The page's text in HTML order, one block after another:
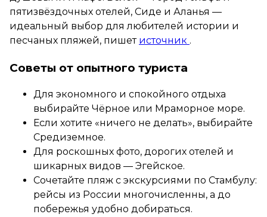
пятизвёздочных отелей, Сиде и Аланья —
идеальный выбор для любителей истории и
песчаных пляжей, пишет источник .
Советы от опытного туриста
Для экономного и спокойного отдыха
выбирайте Чёрное или Мраморное море.
Если хотите «ничего не делать», выбирайте
Средиземное.
Для роскошных фото, дорогих отелей и
шикарных видов — Эгейское.
Сочетайте пляж с экскурсиями по Стамбулу:
рейсы из России многочисленны, а до
побережья удобно добираться.